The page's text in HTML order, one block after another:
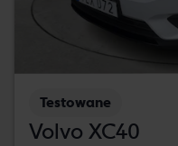
Testowane
Volvo XC40